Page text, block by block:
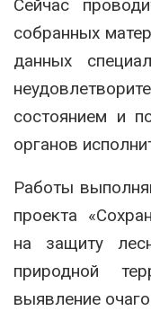
Сейчас
собранных
данных
состоянием и
органов
Работы
проекта
на защиту
природной
выявление